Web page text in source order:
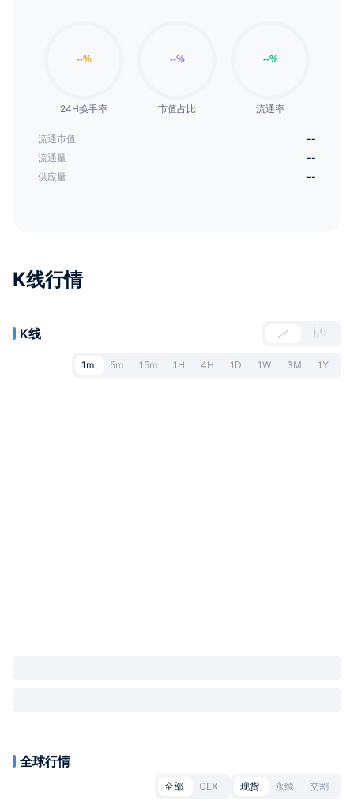
24H换手率 市值占比 流通率
流通市值
--
流通量
--
供应量
--
K线行情
K线
1m 5m 15m 1H 4H 1D 1W 3M 1Y
全球行情
全部 CEX 现货 永续 交割